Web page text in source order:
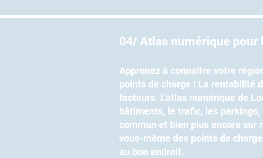
04/ Atlas numérique
Apprenez à connaître votre
points de charge ! La rentabilité
facteurs. L'atlas numérique de
bâtiments, le trafic, les
commun et bien plus encore
vous-même des points de
au bon endroit.